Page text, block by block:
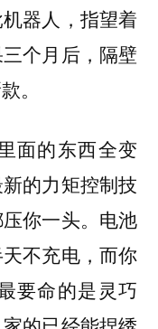
器人，指望着
个月后，隔壁
。
面的东西全变
的力矩控制技
你一头。 电池
不充电，而你
要命的是灵巧